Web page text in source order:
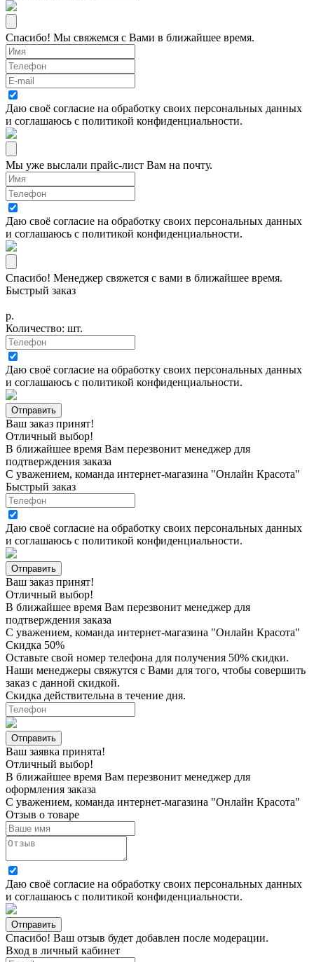
Спасибо! Мы свяжемся с Вами в ближайшее время.
Даю своё согласие на обработку своих персональных данных
и соглашаюсь с политикой конфиденциальности.
Мы уже выслали прайс-лист Вам на почту.
Даю своё согласие на обработку своих персональных данных
и соглашаюсь с политикой конфиденциальности.
Спасибо! Менеджер свяжется с вами в ближайшее время.
Быстрый заказ
р.
Количество: шт.
Даю своё согласие на обработку своих персональных данных
и соглашаюсь с политикой конфиденциальности.
Ваш заказ принят!
Отличный выбор!
В ближайшее время Вам перезвонит менеджер для
подтверждения заказа
С уважением, команда интернет-магазина "Онлайн Красота"
Быстрый заказ
Даю своё согласие на обработку своих персональных данных
и соглашаюсь с политикой конфиденциальности.
Ваш заказ принят!
Отличный выбор!
В ближайшее время Вам перезвонит менеджер для
подтверждения заказа
С уважением, команда интернет-магазина "Онлайн Красота"
Скидка 50%
Оставьте свой номер телефона для получения 50% скидки.
Наши менеджеры свяжутся с Вами для того, чтобы совершить
заказ с данной скидкой.
Скидка действительна в течение дня.
Ваш заявка принята!
Отличный выбор!
В ближайшее время Вам перезвонит менеджер для
оформления заказа
С уважением, команда интернет-магазина "Онлайн Красота"
Отзыв о товаре
Даю своё согласие на обработку своих персональных данных
и соглашаюсь с политикой конфиденциальности.
Спасибо! Ваш отзыв будет добавлен после модерации.
Вход в личный кабинет